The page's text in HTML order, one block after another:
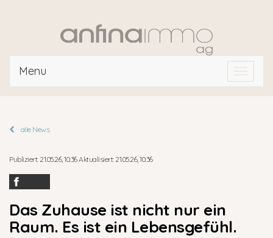
Menu
alle News
Publiziert: 21.05.26, 10:36 Aktualisiert: 21.05.26, 10:36
Das Zuhause ist nicht nur ein
Raum. Es ist ein Lebensgefühl.